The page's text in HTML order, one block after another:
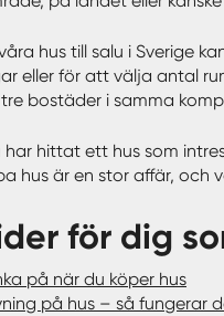
hus till salu i Sverige
eller för att välja antal
bostäder i samma
har hittat ett hus som
hus är en stor affär, och
för dig
på när du köper hus
på hus – så fungerar